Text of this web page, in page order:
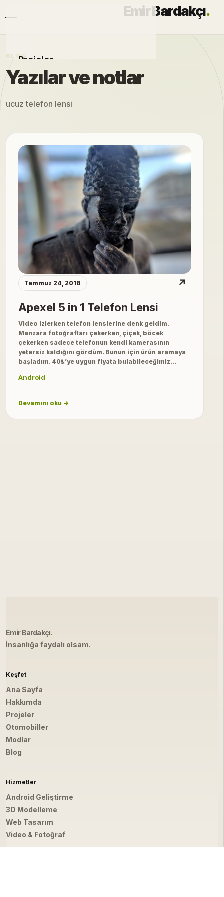
Emir Bardakçı.
Projeler
Otomobiller
Modlar
Hakkımda
Blog
BLOG
Yazılar ve notlar
ucuz telefon lensi
Temmuz 24, 2018 ↗
Apexel 5 in 1 Telefon Lensi
Video izlerken telefon lenslerine denk geldim.
Manzara fotoğrafları çekerken, çiçek, böcek
çekerken sadece telefonun kendi kamerasının
yetersiz kaldığını gördüm. Bunun için ürün aramaya
başladım. 40₺’ye uygun fiyata bulabileceğimiz…
Android
Devamını oku →
Emir Bardakçı.
İnsanlığa faydalı olsam.
Keşfet
Ana Sayfa
Hakkımda
Projeler
Otomobiller
Modlar
Blog
Hizmetler
Android Geliştirme
3D Modelleme
Web Tasarım
Video & Fotoğraf